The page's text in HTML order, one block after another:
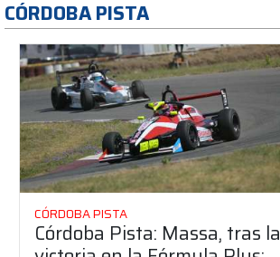
CÓRDOBA PISTA
CÓRDOBA PISTA
Córdoba Pista: Massa, tras la